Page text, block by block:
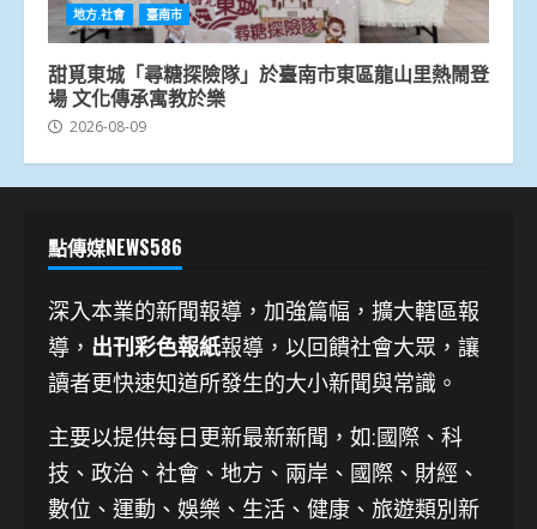
地方.社會 臺南市
甜覓東城「尋糖探險隊」於臺南市東區龍山里熱鬧登
場 文化傳承寓教於樂
2026-08-09
點傳媒NEWS586
深入本業的新聞報導，加強篇幅，擴大轄區報
導， 出刊彩色報紙報導，以回饋社會大眾，讓
讀者更快速知道所發生的大小新聞與常識。
主要以提供每日更新最新新聞 ，如:國際、科
技、 政治、社會、地方、兩岸、國際、財經、
數位、運動、娛樂、生活、健康、旅遊類別新